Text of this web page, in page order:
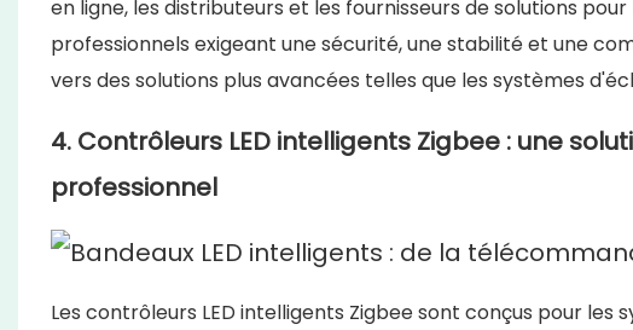
en ligne, les distributeurs et les fournisseurs de solutions
professionnels exigeant une sécurité, une stabilité et une
vers des solutions plus avancées telles que les systèmes
4. Contrôleurs LED intelligents Zigbee : une
professionnel
Les contrôleurs LED intelligents Zigbee sont conçus pour